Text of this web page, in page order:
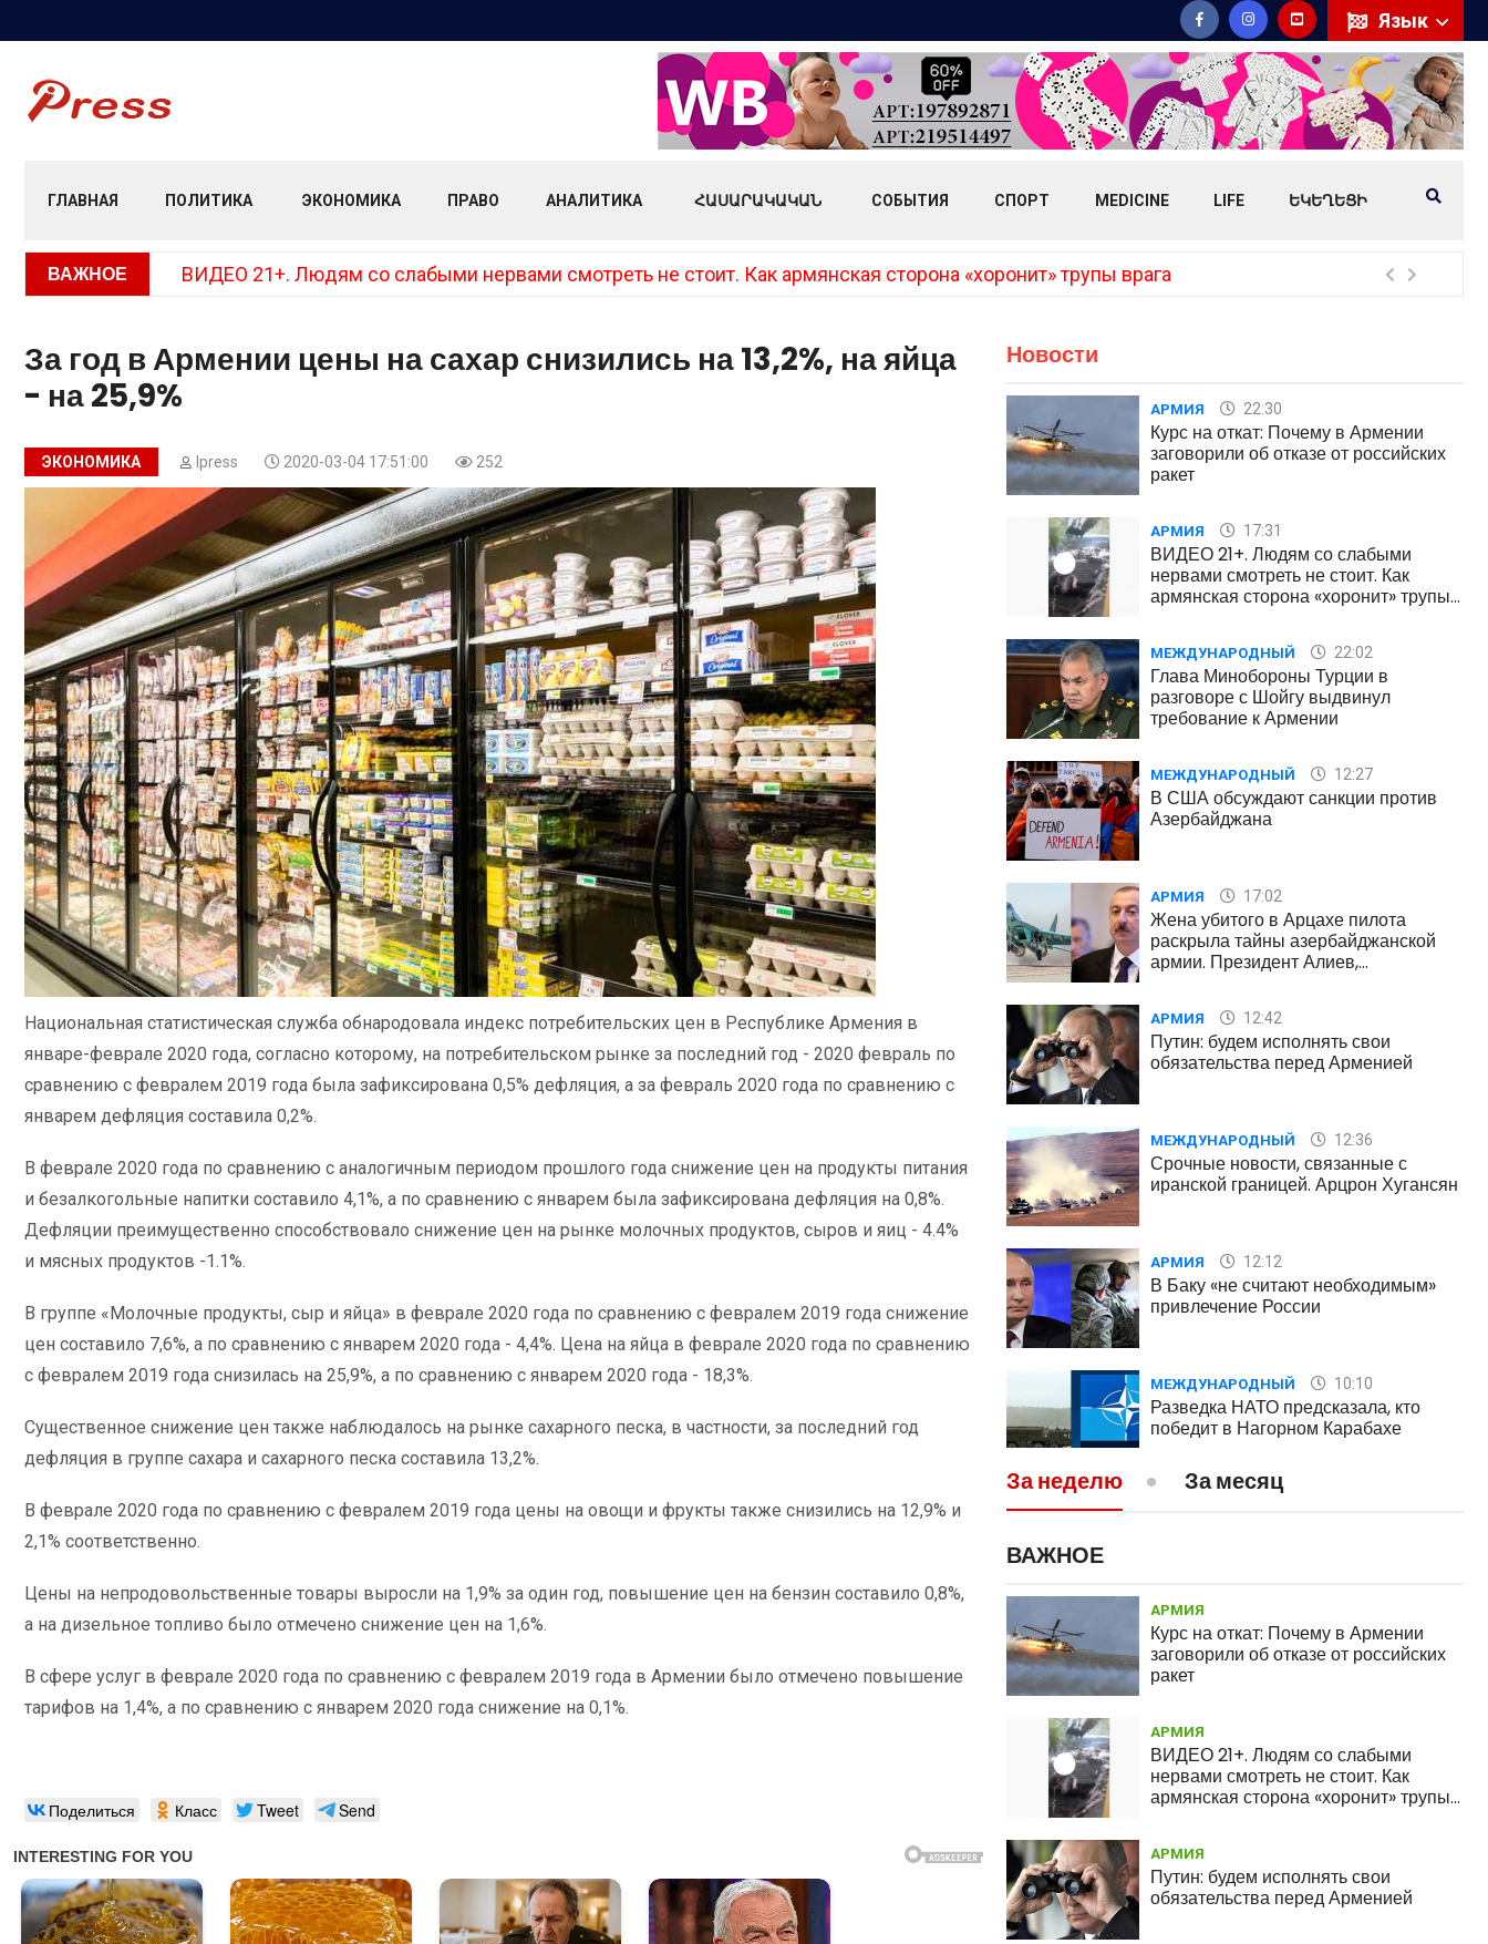
Язык
ГЛАВНАЯ ПОЛИТИКА ЭКОНОМИКА ПРАВО АНАЛИТИКА ՀԱՍԱՐԱԿԱԿԱՆ СОБЫТИЯ СПОРТ MEDICINE LIFE ԵԿԵՂԵՑԻ
ВАЖНОЕ ВИДЕО 21+. Людям со слабыми нервами смотреть не стоит. Как армянская сторона «хоронит» трупы врага
За год в Армении цены на сахар снизились на 13,2%, на яйца
- на 25,9%
ЭКОНОМИКА Ipress 2020-03-04 17:51:00 252
Национальная статистическая служба обнародовала индекс потребительских цен в Республике Армения в
январе-феврале 2020 года, согласно которому, на потребительском рынке за последний год - 2020 февраль по
сравнению с февралем 2019 года была зафиксирована 0,5% дефляция, а за февраль 2020 года по сравнению с
январем дефляция составила 0,2%.
В феврале 2020 года по сравнению с аналогичным периодом прошлого года снижение цен на продукты питания
и безалкогольные напитки составило 4,1%, а по сравнению с январем была зафиксирована дефляция на 0,8%.
Дефляции преимущественно способствовало снижение цен на рынке молочных продуктов, сыров и яиц - 4.4%
и мясных продуктов -1.1%.
В группе «Молочные продукты, сыр и яйца» в феврале 2020 года по сравнению с февралем 2019 года снижение
цен составило 7,6%, а по сравнению с январем 2020 года - 4,4%. Цена на яйца в феврале 2020 года по сравнению
с февралем 2019 года снизилась на 25,9%, а по сравнению с январем 2020 года - 18,3%.
Существенное снижение цен также наблюдалось на рынке сахарного песка, в частности, за последний год
дефляция в группе сахара и сахарного песка составила 13,2%.
В феврале 2020 года по сравнению с февралем 2019 года цены на овощи и фрукты также снизились на 12,9% и
2,1% соответственно.
Цены на непродовольственные товары выросли на 1,9% за один год, повышение цен на бензин составило 0,8%,
а на дизельное топливо было отмечено снижение цен на 1,6%.
В сфере услуг в феврале 2020 года по сравнению с февралем 2019 года в Армении было отмечено повышение
тарифов на 1,4%, а по сравнению с январем 2020 года снижение на 0,1%.
Поделиться Класс Tweet Send
Новости
АРМИЯ 22:30
Курс на откат: Почему в Армении
заговорили об отказе от российских
ракет
АРМИЯ 17:31
ВИДЕО 21+. Людям со слабыми
нервами смотреть не стоит. Как
армянская сторона «хоронит» трупы
МЕЖДУНАРОДНЫЙ 22:02
Глава Минобороны Турции в
разговоре с Шойгу выдвинул
требование к Армении
МЕЖДУНАРОДНЫЙ 12:27
В США обсуждают санкции против
Азербайджана
АРМИЯ 17:02
Жена убитого в Арцахе пилота
раскрыла тайны азербайджанской
армии. Президент Алиев,
АРМИЯ 12:42
Путин: будем исполнять свои
обязательства перед Арменией
МЕЖДУНАРОДНЫЙ 12:36
Срочные новости, связанные с
иранской границей. Арцрон Хугансян
АРМИЯ 12:12
В Баку «не считают необходимым»
привлечение России
МЕЖДУНАРОДНЫЙ 10:10
Разведка НАТО предсказала, кто
победит в Нагорном Карабахе
АРМИЯ 09:24
СВР России: Турция впервые так
открыто выступила на стороне
Азербайджана
СОБЫТИЯ 17:12
Вооруженные силы Азербайджана
начали обстрел Степанакерта –
Шушан Степанян
За неделю За месяц
ВАЖНОЕ
АРМИЯ
Курс на откат: Почему в Армении
заговорили об отказе от российских
ракет
АРМИЯ
ВИДЕО 21+. Людям со слабыми
нервами смотреть не стоит. Как
армянская сторона «хоронит» трупы
АРМИЯ
Путин: будем исполнять свои
обязательства перед Арменией